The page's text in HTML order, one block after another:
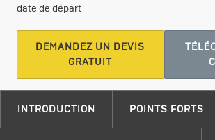
date de départ
DEMANDEZ UN DEVIS
GRATUIT
INTRODUCTION POINTS FORTS